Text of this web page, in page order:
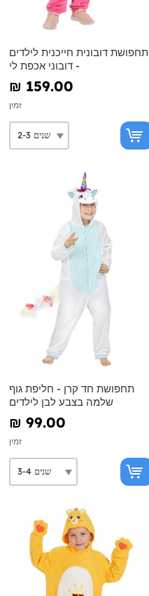
תחפושת דובונית חייכנית לילדים
- דובוני אכפת לי
₪‎ 159.00
זמין
תחפושת חד קרן - חליפת גוף
שלמה בצבע לבן לילדים
₪‎ 99.00
זמין